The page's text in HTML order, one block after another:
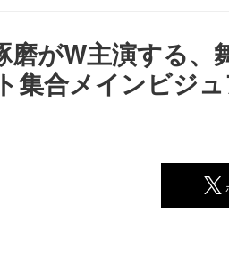
磨がW主演する
集合メインビジ